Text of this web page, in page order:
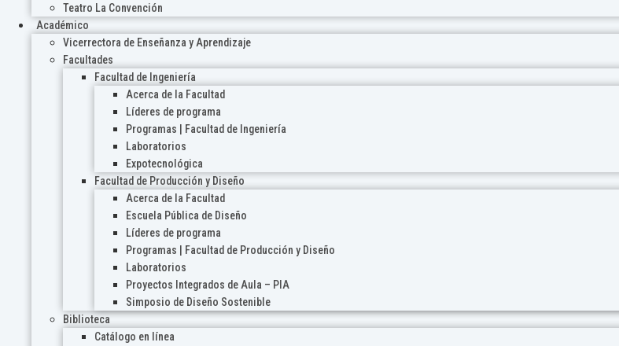
Teatro La Convención
Académico
Vicerrectora de Enseñanza y Aprendizaje
Facultades
Facultad de Ingeniería
Acerca de la Facultad
Líderes de programa
Programas | Facultad de Ingeniería
Laboratorios
Expotecnológica
Facultad de Producción y Diseño
Acerca de la Facultad
Escuela Pública de Diseño
Líderes de programa
Programas | Facultad de Producción y Diseño
Laboratorios
Proyectos Integrados de Aula – PIA
Simposio de Diseño Sostenible
Biblioteca
Catálogo en línea